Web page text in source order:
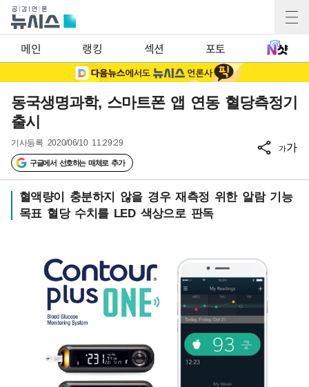
메인 랭킹 섹션 포토
동국생명과학, 스마트폰 앱 연동 혈당측정기
출시
기사등록 2020/06/10 11:29:29
구글에서 선호하는 매체로 추가
가가
혈액량이 충분하지 않을 경우 재측정 위한 알람 기능
목표 혈당 수치를 LED 색상으로 판독